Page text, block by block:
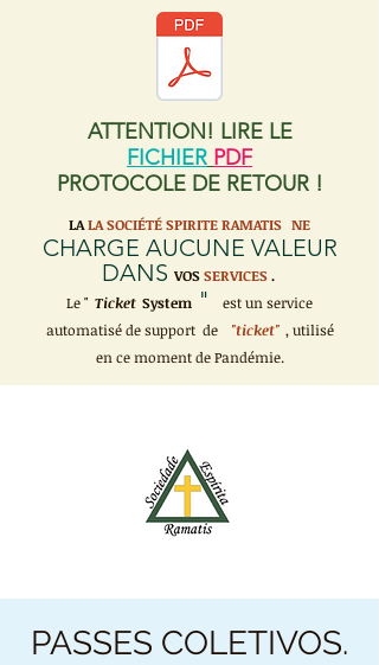
ATTENTION! LIRE LE
FICHIER PDF
PROTOCOLE DE RETOUR !
LALA SOCIÉTÉ SPIRITE RAMATIS NE
CHARGE AUCUNE VALEUR
DANS VOS SERVICES.
Le " Ticket System "
est un service
automatisé de support de
"ticket" , utilisé
en ce moment de Pandémie.
PASSES COLETIVOS.